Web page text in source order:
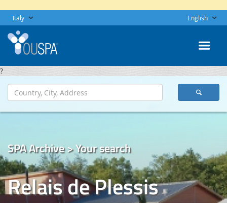
Italy English
?
SPA Archive > Your search
Relais de Plessis